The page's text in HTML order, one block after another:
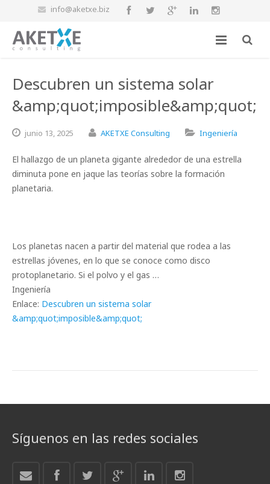
info@aketxe.biz
Descubren un sistema solar
&amp;quot;imposible&amp;quot;
junio 13, 2025 AKETXE Consulting Ingeniería
El hallazgo de un planeta gigante alrededor de una estrella
diminuta pone en jaque las teorías sobre la formación
planetaria.
Los planetas nacen a partir del material que rodea a las
estrellas jóvenes, en lo que se conoce como disco
protoplanetario. Si el polvo y el gas …
Ingeniería
Enlace: Descubren un sistema solar
&amp;quot;imposible&amp;quot;
Síguenos en las redes sociales